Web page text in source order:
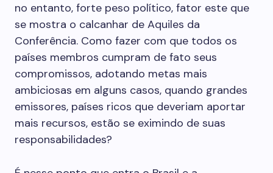
no entanto, forte peso político, fator este que
se mostra o calcanhar de Aquiles da
Conferência. Como fazer com que todos os
países membros cumpram de fato seus
compromissos, adotando metas mais
ambiciosas em alguns casos, quando grandes
emissores, países ricos que deveriam aportar
mais recursos, estão se eximindo de suas
responsabilidades?